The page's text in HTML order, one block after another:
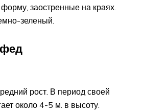
заостренные на краях.
зеленый.
рост. В период своей
около 4-5 м. в высоту.